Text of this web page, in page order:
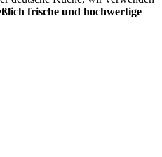
frische und hochwertige